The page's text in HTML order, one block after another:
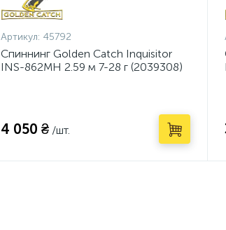
Артикул: 45792
Спиннинг Golden Catch Inquisitor
INS-862MH 2.59 м 7-28 г (2039308)
4 050 ₴ /шт.